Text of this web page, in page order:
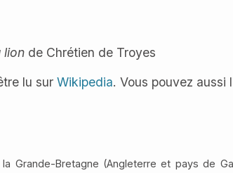
lion de Chrétien de Troyes
lu sur Wikipedia. Vous pouvez aussi
Grande-Bretagne (Angleterre et pays de